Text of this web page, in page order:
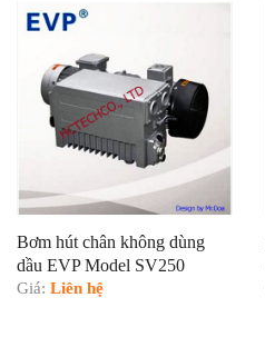
Bơm hút chân không dùng
dầu EVP Model SV250
Giá: Liên hệ